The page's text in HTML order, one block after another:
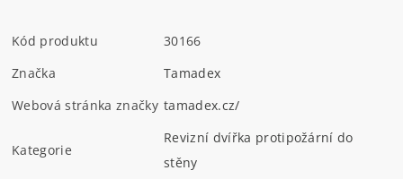
Kód produktu
30166
Značka
Tamadex
Webová stránka značky tamadex.cz/
Kategorie
Revizní dvířka protipožární do
stěny